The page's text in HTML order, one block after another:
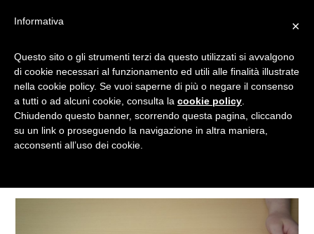
WARI
Tagged
×
Informativa
Questo sito o gli strumenti terzi da questo utilizzati si avvalgono
di cookie necessari al funzionamento ed utili alle finalità illustrate
nella cookie policy. Se vuoi saperne di più o negare il consenso
a tutti o ad alcuni cookie, consulta la cookie policy
Chiudendo questo banner, scorrendo questa pagina, cliccando
su un link o proseguendo la navigazione in altra maniera,
acconsenti all’uso dei cookie.